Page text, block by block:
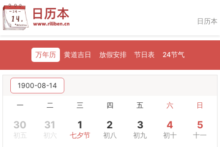
日历本
万年历 黄道吉日 放假安排 节日表 24节气
1900-08-14
一 二 三 四 五 六 日
30
初五
31
初六
1
七夕节
2
初八
3
初九
4
初十
5
十一